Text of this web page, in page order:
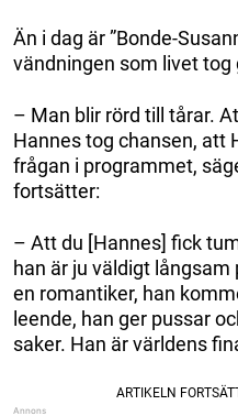
Än i dag är ”Bonde-
vändningen som livet
– Man blir rörd till tårar.
Hannes tog chansen, att
frågan i programmet,
fortsätter:
– Att du [Hannes] fick
han är ju väldigt
en romantiker, han
leende, han ger pussar
saker. Han är världens